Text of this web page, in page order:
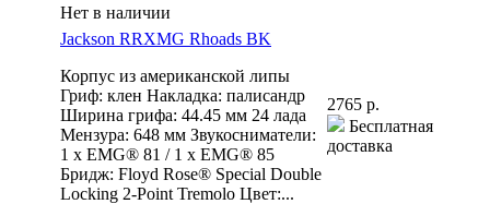
Нет в наличии
Jackson RRXMG Rhoads BK
Корпус из американской липы
Гриф: клен Накладка: палисандр
Ширина грифа: 44.45 мм 24 лада
Мензура: 648 мм Звукосниматели:
1 x EMG® 81 / 1 x EMG® 85
Бридж: Floyd Rose® Special Double
Locking 2-Point Tremolo Цвет:...
2765 р.
Бесплатная
доставка